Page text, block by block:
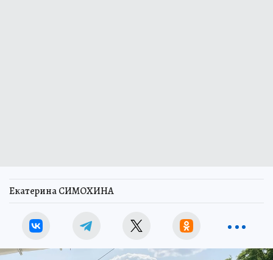
Екатерина СИМОХИНА